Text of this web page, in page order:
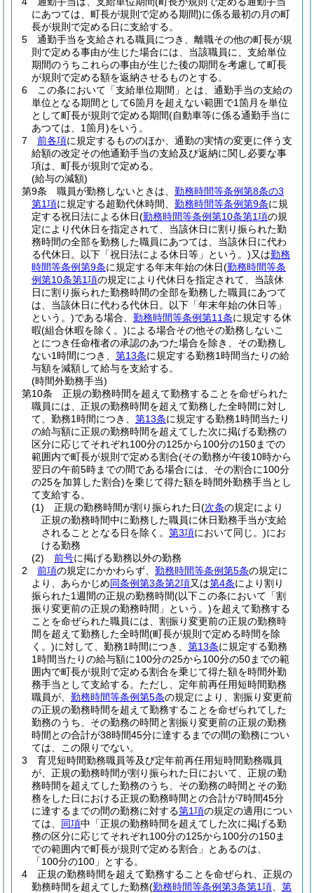
にあつては、町長が規則で定める期間)に係る最初の月の町
長が規則で定める日に支給する。
5
通勤手当を支給される職員につき、離職その他の町長が規
則で定める事由が生じた場合には、当該職員に、支給単位
期間のうちこれらの事由が生じた後の期間を考慮して町長
が規則で定める額を返納させるものとする。
6
この条において「支給単位期間」とは、通勤手当の支給の
単位となる期間として6箇月を超えない範囲で1箇月を単位
として町長が規則で定める期間(自動車等に係る通勤手当に
あつては、1箇月)をいう。
7
前各項に規定するもののほか、通勤の実情の変更に伴う支
給額の改定その他通勤手当の支給及び返納に関し必要な事
項は、町長が規則で定める。
(給与の減額)
第9条
職員が勤務しないときは、 勤務時間等条例第8条の3
第1項に規定する超勤代休時間、 勤務時間等条例第9条に規
定する祝日法による休日(勤務時間等条例第10条第1項の規
定により代休日を指定されて、当該休日に割り振られた勤
務時間の全部を勤務した職員にあつては、当該休日に代わ
る代休日。以下「祝日法による休日等」という。)又は勤務
時間等条例第9条に規定する年末年始の休日(勤務時間等条
例第10条第1項の規定により代休日を指定されて、当該休
日に割り振られた勤務時間の全部を勤務した職員にあつて
は、当該休日に代わる代休日。以下「年末年始の休日等」
という。)である場合、 勤務時間等条例第11条に規定する休
暇(組合休暇を除く。)による場合その他その勤務しないこ
とにつき任命権者の承認のあつた場合を除き、その勤務し
ない1時間につき、 第13条に規定する勤務1時間当たりの給
与額を減額して給与を支給する。
(時間外勤務手当)
第10条
正規の勤務時間を超えて勤務することを命ぜられた
職員には、正規の勤務時間を超えて勤務した全時間に対し
て、勤務1時間につき、 第13条に規定する勤務1時間当たり
の給与額に正規の勤務時間を超えてした次に掲げる勤務の
区分に応じてそれぞれ100分の125から100分の150までの
範囲内で町長が規則で定める割合(その勤務が午後10時から
翌日の午前5時までの間である場合には、その割合に100分
の25を加算した割合)を乗じて得た額を時間外勤務手当とし
て支給する。
(1)
正規の勤務時間が割り振られた日(次条の規定により
正規の勤務時間中に勤務した職員に休日勤務手当が支給
されることとなる日を除く。 第3項において同じ。)にお
ける勤務
(2)
前号に掲げる勤務以外の勤務
2
前項の規定にかかわらず、 勤務時間等条例第5条の規定に
より、あらかじめ同条例第3条第2項又は第4条により割り
振られた1週間の正規の勤務時間(以下この条において「割
振り変更前の正規の勤務時間」という。)を超えて勤務する
ことを命ぜられた職員には、割振り変更前の正規の勤務時
間を超えて勤務した全時間(町長が規則で定める時間を除
く。)に対して、勤務1時間につき、 第13条に規定する勤務
1時間当たりの給与額に100分の25から100分の50までの範
囲内で町長が規則で定める割合を乗じて得た額を時間外勤
務手当として支給する。 ただし、定年前再任用短時間勤務
職員が、 勤務時間等条例第5条の規定により、割振り変更前
の正規の勤務時間を超えて勤務することを命ぜられてした
勤務のうち、その勤務の時間と割振り変更前の正規の勤務
時間との合計が38時間45分に達するまでの間の勤務につい
ては、この限りでない。
3
育児短時間勤務職員等及び定年前再任用短時間勤務職員
が、正規の勤務時間が割り振られた日において、正規の勤
務時間を超えてした勤務のうち、その勤務の時間とその勤
務をした日における正規の勤務時間との合計が7時間45分
に達するまでの間の勤務に対する第1項の規定の適用につい
ては、 同項中「正規の勤務時間を超えてした次に掲げる勤
務の区分に応じてそれぞれ100分の125から100分の150ま
での範囲内で町長が規則で定める割合」とあるのは、
「100分の100」とする。
4
正規の勤務時間を超えて勤務することを命ぜられ、正規の
勤務時間を超えてした勤務(勤務時間等条例第3条第1項
第